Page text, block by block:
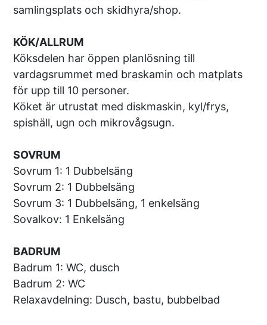
samlingsplats och skidhyra/shop.
KÖK/ALLRUM
Köksdelen har öppen planlösning till
vardagsrummet med braskamin och matplats
för upp till 10 personer.
Köket är utrustat med diskmaskin, kyl/frys,
spishäll, ugn och mikrovågsugn.
SOVRUM
Sovrum 1: 1 Dubbelsäng
Sovrum 2: 1 Dubbelsäng
Sovrum 3: 1 Dubbelsäng, 1 enkelsäng
Sovalkov: 1 Enkelsäng
BADRUM
Badrum 1: WC, dusch
Badrum 2: WC
Relaxavdelning: Dusch, bastu, bubbelbad